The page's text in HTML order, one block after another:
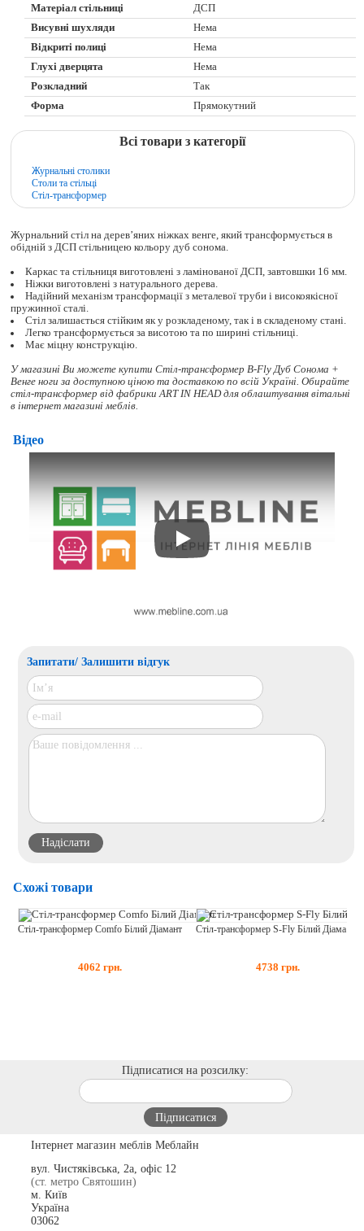
Матеріал стільниці
ДСП
Висувні шухляди
Нема
Відкриті полиці
Нема
Глухі дверцята
Нема
Розкладний
Так
Форма
Прямокутний
Всі товари з категорії
Журнальні столики
Столи та стільці
Стіл-трансформер
Журнальний стіл на дерев’яних ніжках венге, який трансформується в
обідній з ДСП стільницею кольору дуб сонома.
Каркас та стільниця виготовлені з ламінованої ДСП, завтовшки 16 мм.
Ніжки виготовлені з натурального дерева.
Надійний механізм трансформації з металевої труби і високоякісної
пружинної сталі.
Стіл залишається стійким як у розкладеному, так і в складеному стані.
Легко трансформується за висотою та по ширині стільниці.
Має міцну конструкцію.
У магазині Ви можете купити Стіл-трансформер B-Fly Дуб Сонома +
Венге ноги за доступною ціною та доставкою по всій Україні. Обирайте
стіл-трансформервід фабрики ART IN HEAD для облаштування вітальні
в інтернет магазині меблів.
Відео
Play
Запитати/ Залишити відгук
Схожі товари
Стіл-трансформер Comfo Білий Діамант
4062 грн.
Стіл-трансформер S-Fly Білий Діамант + Чорні ноги
4738 грн.
Підписатися на розсилку:
Інтернет магазин меблів Меблайн
вул. Чистяківська, 2а, офіс 12
(ст. метро Святошин)
м. Київ
Україна
03062